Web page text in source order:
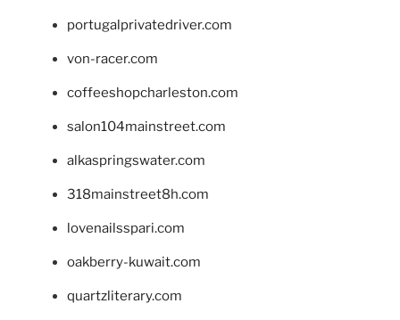
portugalprivatedriver.com
von-racer.com
coffeeshopcharleston.com
salon104mainstreet.com
alkaspringswater.com
318mainstreet8h.com
lovenailsspari.com
oakberry-kuwait.com
quartzliterary.com